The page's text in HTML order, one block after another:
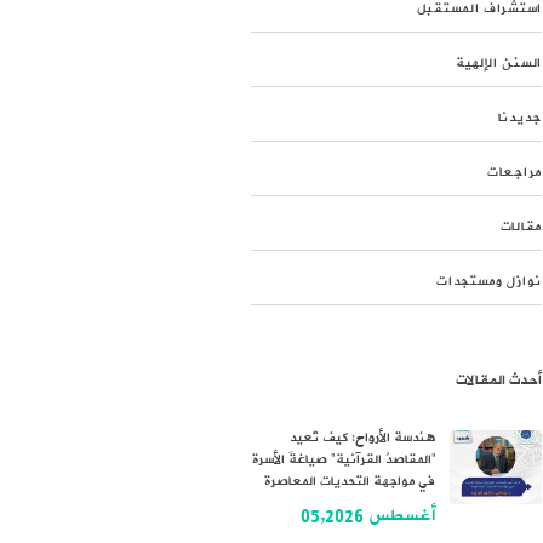
استشراف المستقبل
السنن الإلهية
جديدنا
مراجعات
مقالات
نوازل ومستجدات
أحدث المقالات
هندسة الأرواح: كيف تُعيد
“المقاصدُ القرآنية” صياغةَ الأسرة
في مواجهة التحديات المعاصرة
أغسطس 05,2026